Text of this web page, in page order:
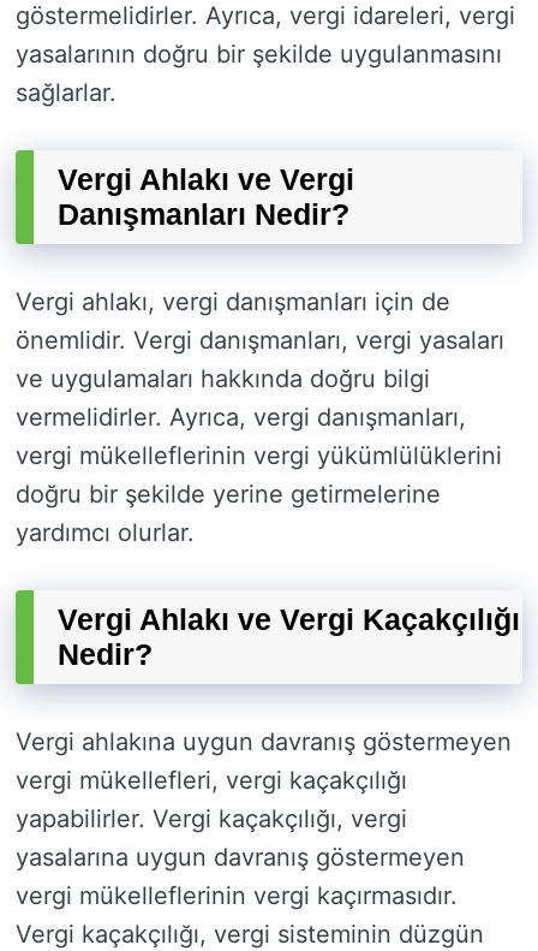
göstermelidirler. Ayrıca, vergi idareleri, vergi
yasalarının doğru bir şekilde uygulanmasını
sağlarlar.
Vergi Ahlakı ve Vergi
Danışmanları Nedir?
Vergi ahlakı, vergi danışmanları için de
önemlidir. Vergi danışmanları, vergi yasaları
ve uygulamaları hakkında doğru bilgi
vermelidirler. Ayrıca, vergi danışmanları,
vergi mükelleflerinin vergi yükümlülüklerini
doğru bir şekilde yerine getirmelerine
yardımcı olurlar.
Vergi Ahlakı ve Vergi Kaçakçılığı
Nedir?
Vergi ahlakına uygun davranış göstermeyen
vergi mükellefleri, vergi kaçakçılığı
yapabilirler. Vergi kaçakçılığı, vergi
yasalarına uygun davranış göstermeyen
vergi mükelleflerinin vergi kaçırmasıdır.
Vergi kaçakçılığı, vergi sisteminin düzgün